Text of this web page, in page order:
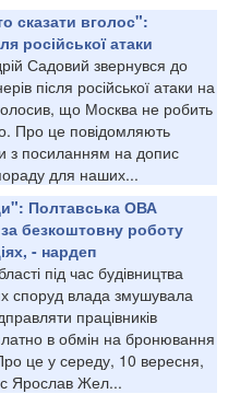
сказати вголос":
російської атаки
Садовий звернувся до
після російської атаки на
що Москва не робить
Про це повідомляють
з посиланням на допис
для наших...
Полтавська ОВА
безкоштовну роботу
- нардеп
під час будівництва
споруд влада змушувала
працівників
в обмін на бронювання
Про це у середу, 10 вересня,
Ярослав Жел...